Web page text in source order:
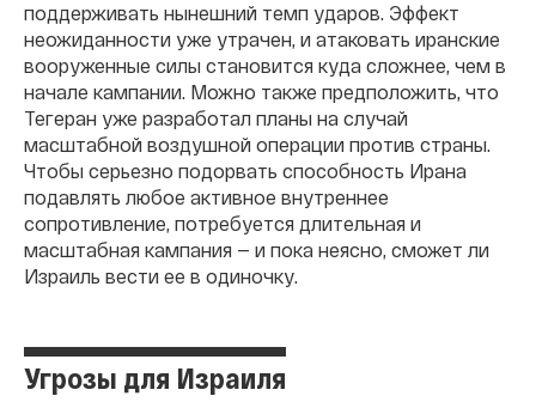
поддерживать нынешний темп ударов. Эффект
неожиданности уже утрачен, и атаковать иранские
вооруженные силы становится куда сложнее, чем в
начале кампании. Можно также предположить, что
Тегеран уже разработал планы на случай
масштабной воздушной операции против страны.
Чтобы серьезно подорвать способность Ирана
подавлять любое активное внутреннее
сопротивление, потребуется длительная и
масштабная кампания — и пока неясно, сможет ли
Израиль вести ее в одиночку.
Угрозы для Израиля